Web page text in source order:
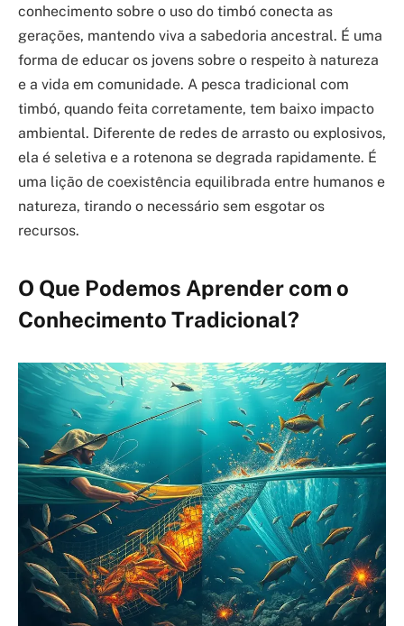
conhecimento sobre o uso do timbó conecta as
gerações, mantendo viva a sabedoria ancestral. É uma
forma de educar os jovens sobre o respeito à natureza
e a vida em comunidade. A pesca tradicional com
timbó, quando feita corretamente, tem baixo impacto
ambiental. Diferente de redes de arrasto ou explosivos,
ela é seletiva e a rotenona se degrada rapidamente. É
uma lição de coexistência equilibrada entre humanos e
natureza, tirando o necessário sem esgotar os
recursos.
O Que Podemos Aprender com o
Conhecimento Tradicional?